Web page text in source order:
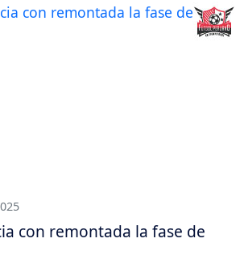
con remontada la fase de